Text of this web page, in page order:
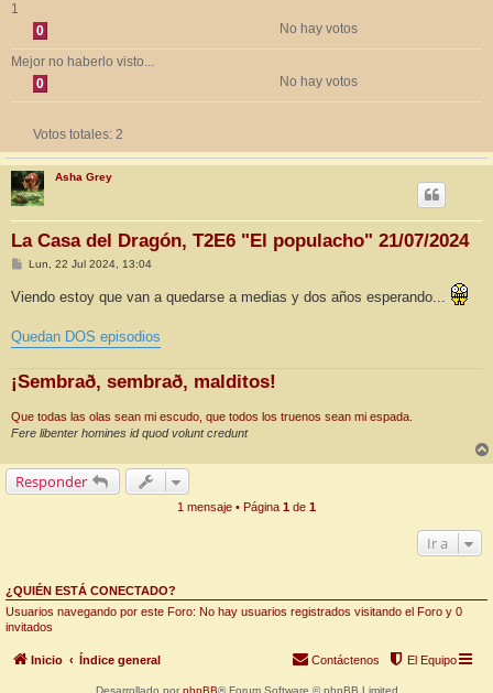
1
0
No hay votos
Mejor no haberlo visto...
0
No hay votos
Votos totales: 2
Asha Grey
La Casa del Dragón, T2E6 "El populacho" 21/07/2024
M
s
e
Lun, 22 Jul 2024, 13:04
Viendo estoy que van a quedarse a medias y dos años esperando...
Quedan DOS episodios
¡Sembrað, sembrað, malditos!
Que todas las olas sean mi escudo, que todos los truenos sean mi espada.
Fere libenter homines id quod volunt credunt
Responder
1 mensaje • Página 1 de 1
Ir a
¿QUIÉN ESTÁ CONECTADO?
Usuarios navegando por este Foro: No hay usuarios registrados visitando el Foro y 0
invitados
Inicio Índice general El Equipo
Contáctenos
Desarrollado por phpBB® Forum Software © phpBB Limited